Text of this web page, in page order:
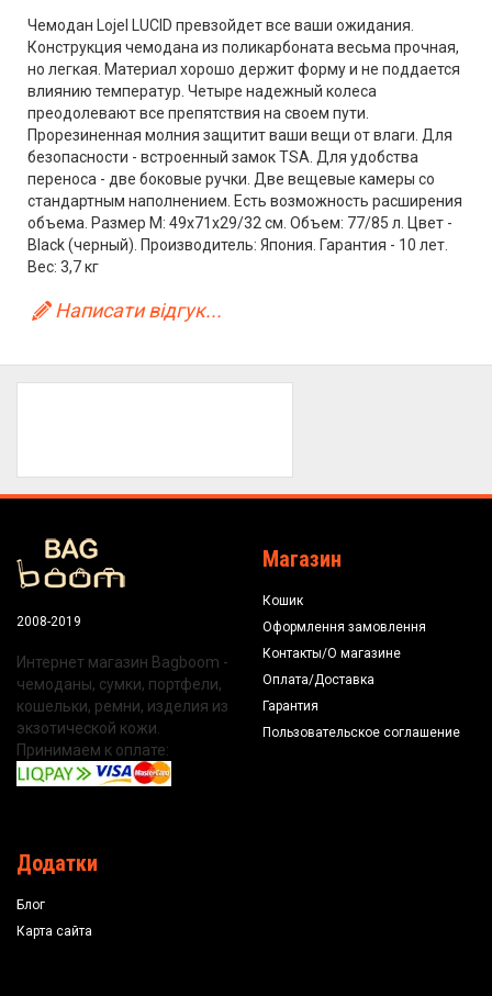
Чемодан Lojel LUCID превзойдет все ваши ожидания.
Конструкция чемодана из поликарбоната весьма прочная,
но легкая. Материал хорошо держит форму и не поддается
влиянию температур. Четыре надежный колеса
преодолевают все препятствия на своем пути.
Прорезиненная молния защитит ваши вещи от влаги. Для
безопасности - встроенный замок TSA. Для удобства
переноса - две боковые ручки. Две вещевые камеры со
стандартным наполнением. Есть возможность расширения
объема. Размер M: 49x71x29/32 см. Объем: 77/85 л. Цвет -
Black (черный). Производитель: Япония. Гарантия - 10 лет.
Вес: 3,7 кг
Написати відгук...
2008-2019
Интернет магазин Bagboom -
чемоданы, сумки, портфели,
кошельки, ремни, изделия из
экзотической кожи.
Принимаем к оплате:
Магазин
Кошик
Оформлення замовлення
Контакты/О магазине
Оплата/Доставка
Гарантия
Пользовательское соглашение
Додатки
Блог
Карта сайта